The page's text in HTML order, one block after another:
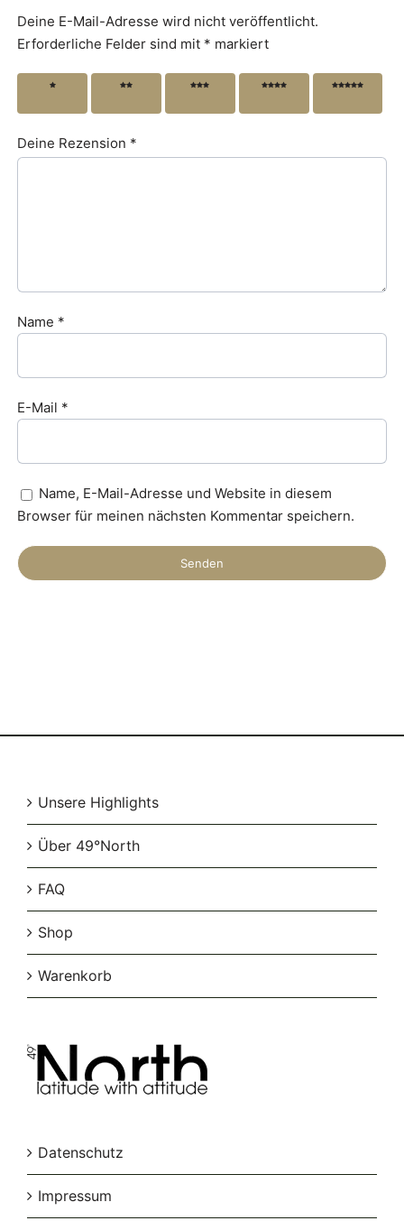
Deine E-Mail-Adresse wird nicht veröffentlicht.
Erforderliche Felder sind mit * markiert
1 von 2 von 3 von 4 von 5 von
Deine Rezension *
Name *
E-Mail *
Name, E-Mail-Adresse und Website in diesem
Browser für meinen nächsten Kommentar speichern.
Unsere Highlights
Über 49°North
FAQ
Shop
Warenkorb
Datenschutz
Impressum